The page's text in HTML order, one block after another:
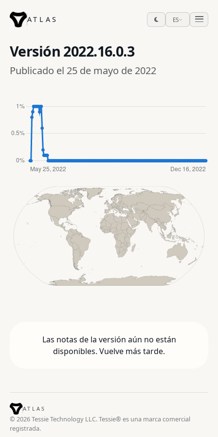
ATLAS ES
Versión 2022.16.0.3
Publicado el 25 de mayo de 2022
Las notas de la versión aún no están
disponibles. Vuelve más tarde.
ATLAS
© 2026 Tessie Technology LLC. Tessie® es una marca comercial
registrada.